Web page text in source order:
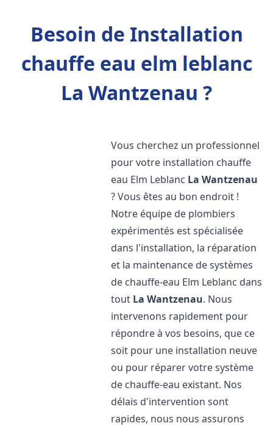
Besoin de Installation
chauffe eau elm leblanc
La Wantzenau ?
Vous cherchez un professionnel
pour votre installation chauffe
eau Elm Leblanc La Wantzenau
? Vous êtes au bon endroit !
Notre équipe de plombiers
expérimentés est spécialisée
dans l'installation, la réparation
et la maintenance de systèmes
de chauffe-eau Elm Leblanc dans
tout La Wantzenau. Nous
intervenons rapidement pour
répondre à vos besoins, que ce
soit pour une installation neuve
ou pour réparer votre système
de chauffe-eau existant. Nos
délais d'intervention sont
rapides, nous nous assurons